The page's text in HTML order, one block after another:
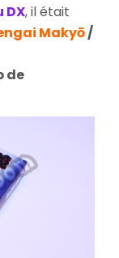
DX, il était
Makyō/
de